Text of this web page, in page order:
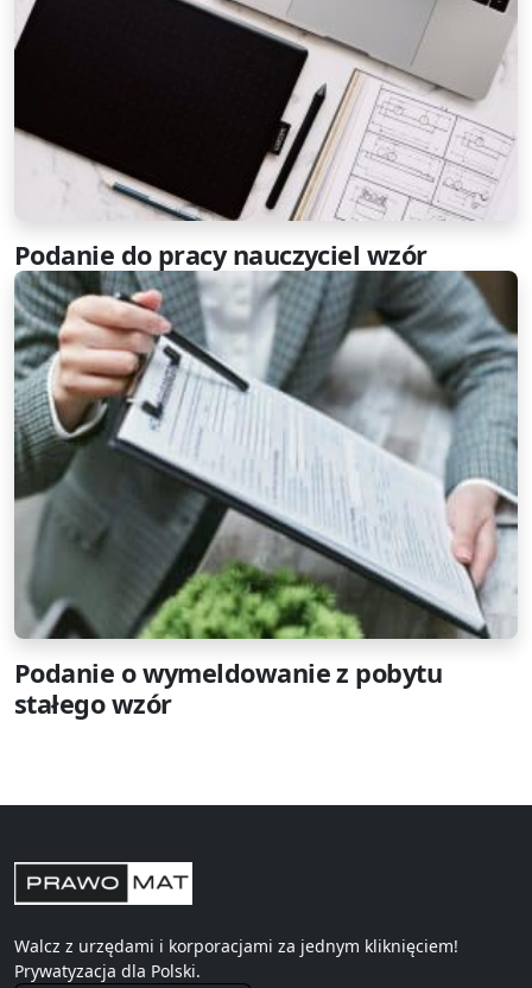
Podanie do pracy nauczyciel wzór
Podanie o wymeldowanie z pobytu
stałego wzór
Walcz z urzędami i korporacjami za jednym kliknięciem!
Prywatyzacja dla Polski.